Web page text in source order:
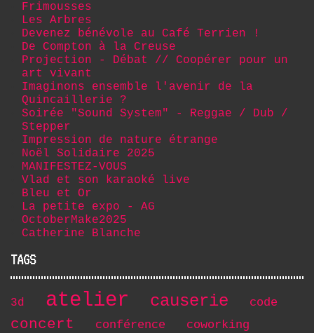
Frimousses
Les Arbres
Devenez bénévole au Café Terrien !
De Compton à la Creuse
Projection - Débat // Coopérer pour un
art vivant
Imaginons ensemble l'avenir de la
Quincaillerie ?
Soirée "Sound System" - Reggae / Dub /
Stepper
Impression de nature étrange
Noël Solidaire 2025
MANIFESTEZ-VOUS
Vlad et son karaoké live
Bleu et Or
La petite expo - AG
OctoberMake2025
Catherine Blanche
TAGS
3d atelier causerie code
concert conférence coworking